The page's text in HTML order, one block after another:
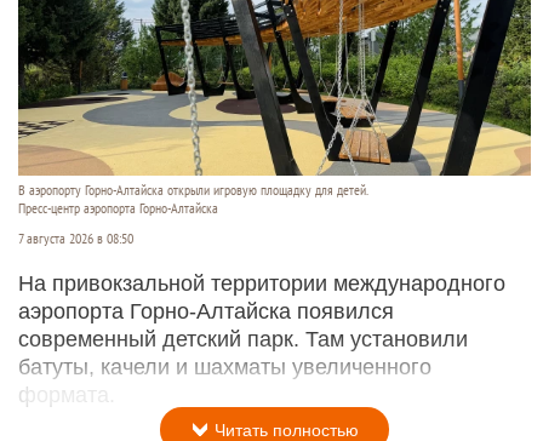
В аэропорту Горно-Алтайска открыли игровую площадку для детей.
Пресс-центр аэропорта Горно-Алтайска
7 августа 2026 в 08:50
На привокзальной территории международного
аэропорта Горно-Алтайска появился
современный детский парк. Там установили
батуты, качели и шахматы увеличенного
формата.
Читать полностью